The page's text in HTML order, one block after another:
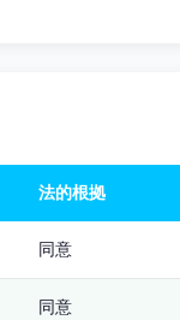
法的根拠
同意
同意